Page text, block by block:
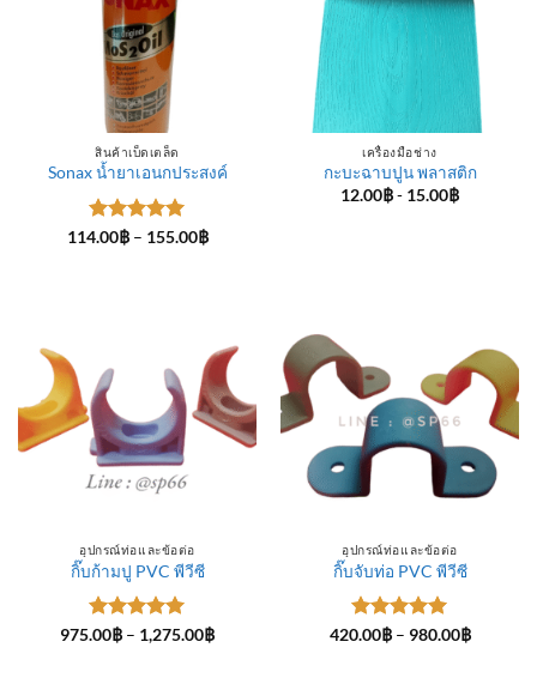
สินค้าเบ็ดเตล็ด
Sonax น้ำยาเอนกประสงค์
ให้คะแนน
114.00฿ – 155.00฿Price
เครื่องมือช่าง
กะบะฉาบปูน พลาสติก
12.00฿- 15.00฿
อุปกรณ์ท่อและข้อต่อ
กิ๊บก้ามปู PVC พีวีซี
ให้คะแนน
975.00฿ – 1,275.00฿Price
อุปกรณ์ท่อและข้อต่อ
กิ๊บจับท่อ PVC พีวีซี
ให้คะแนน
420.00฿ – 980.00฿Price